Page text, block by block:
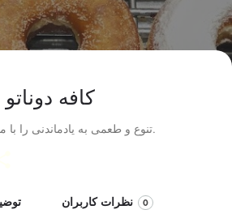
کافه دوناتو
تنوع و طعمی به یادماندنی را با ما تجربه کنید.
نظرات کاربران 0